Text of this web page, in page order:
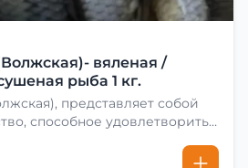
вяленая /
рыба 1 кг.
представляет собой
способное удовлетворить
её сначала хорошо солят.